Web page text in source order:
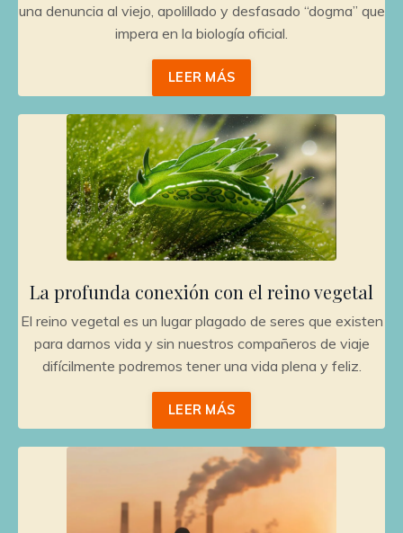
una denuncia al viejo, apolillado y desfasado “dogma” que
impera en la biología oficial.
LEER MÁS
La profunda conexión con el reino vegetal
El reino vegetal es un lugar plagado de seres que existen
para darnos vida y sin nuestros compañeros de viaje
difícilmente podremos tener una vida plena y feliz.
LEER MÁS